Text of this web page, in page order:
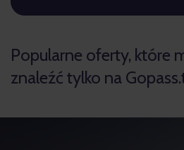
Popularne oferty, które
znaleźć tylko na